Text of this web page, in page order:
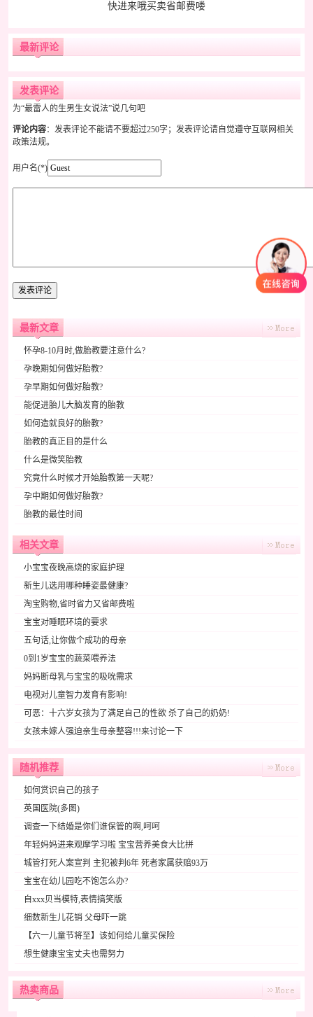
快进来哦买卖省邮费喽
最新评论
发表评论
为“最雷人的生男生女说法”说几句吧
评论内容：发表评论不能请不要超过250字；发表评论请自觉遵守互联网相关
政策法规。
用户名(*)
最新文章
怀孕8-10月时,做胎教要注意什么?
孕晚期如何做好胎教?
孕早期如何做好胎教?
能促进胎儿大脑发育的胎教
如何造就良好的胎教?
胎教的真正目的是什么
什么是微笑胎教
究竟什么时候才开始胎教第一天呢?
孕中期如何做好胎教?
胎教的最佳时间
相关文章
小宝宝夜晚高烧的家庭护理
新生儿选用哪种睡姿最健康?
淘宝购物,省时省力又省邮费啦
宝宝对睡眠环境的要求
五句话,让你做个成功的母亲
0到1岁宝宝的蔬菜喂养法
妈妈断母乳与宝宝的吸吮需求
电视对儿童智力发育有影响!
可恶：十六岁女孩为了满足自己的性欲 杀了自己的奶奶!
女孩未嫁人强迫亲生母亲整容!!!来讨论一下
随机推荐
如何赏识自己的孩子
英国医院(多图)
调查一下结婚是你们谁保管的啊,呵呵
年轻妈妈进来观摩学习啦 宝宝营养美食大比拼
城管打死人案宣判 主犯被判6年 死者家属获赔93万
宝宝在幼儿园吃不饱怎么办?
自xxx贝当模特,表情搞笑版
细数新生儿花销 父母吓一跳
【六一儿童节将至】该如何给儿童买保险
想生健康宝宝丈夫也需努力
热卖商品